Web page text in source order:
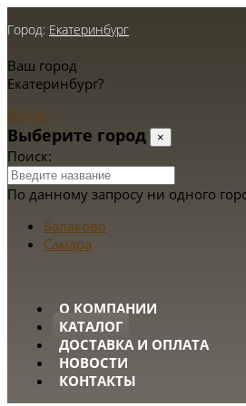
Город: Екатеринбург
Ваш город
Екатеринбург?
Да Нет
Выберите город ×
Поиск:
По данному запросу ни одного
Балаково
Самара
О КОМПАНИИ
КАТАЛОГ
ДОСТАВКА И ОПЛАТА
НОВОСТИ
КОНТАКТЫ